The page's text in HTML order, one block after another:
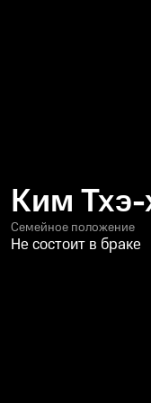
Ким
Семейное положение
Не состоит в браке